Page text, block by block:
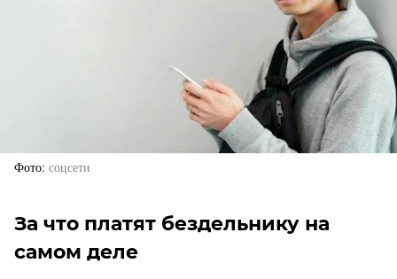
Фото соцсети
За что платят бездельнику на
самом деле